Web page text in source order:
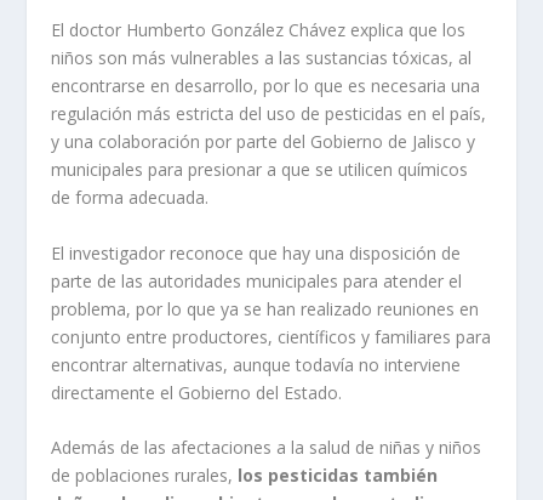
El doctor Humberto González Chávez explica que los
niños son más vulnerables a las sustancias tóxicas, al
encontrarse en desarrollo, por lo que es necesaria una
regulación más estricta del uso de pesticidas en el país,
y una colaboración por parte del Gobierno de Jalisco y
municipales para presionar a que se utilicen químicos
de forma adecuada.
El investigador reconoce que hay una disposición de
parte de las autoridades municipales para atender el
problema, por lo que ya se han realizado reuniones en
conjunto entre productores, científicos y familiares para
encontrar alternativas, aunque todavía no interviene
directamente el Gobierno del Estado.
Además de las afectaciones a la salud de niñas y niños
de poblaciones rurales, los pesticidas también